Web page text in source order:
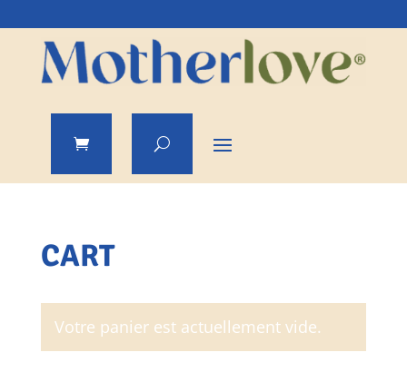
CART
Votre panier est actuellement vide.